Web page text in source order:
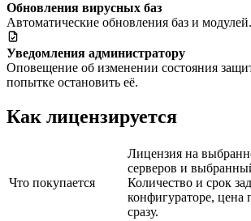
Обновления вирусных баз
Автоматические обновления баз и модулей.
Уведомления администратору
Оповещение об изменении состояния
попытке остановить её.
Как лицензируется
Что покупается
Лицензия на
серверов и
Количество и срок
конфигураторе, цена
сразу.